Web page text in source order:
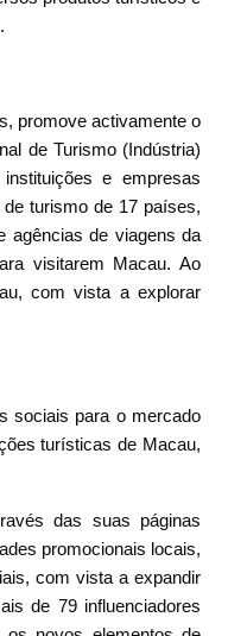
promove activamente o
de Turismo (Indústria)
e empresas
turismo de 17 países,
agências de viagens da
visitarem Macau. Ao
com vista a explorar
sociais para o mercado
turísticas de Macau,
das suas páginas
promocionais locais,
com vista a expandir
de 79 influenciadores